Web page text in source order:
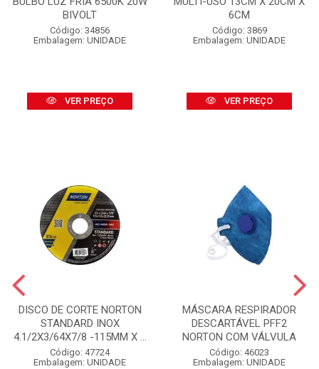
BIVOLT
Código: 34856
Embalagem: UNIDADE
VER PREÇO
6CM
Código: 3869
Embalagem: UNIDADE
VER PREÇO
DISCO DE CORTE NORTON
STANDARD INOX
4.1/2X3/64X7/8 -115MM X ...
Código: 47724
Embalagem: UNIDADE
MÁSCARA RESPIRADOR
DESCARTÁVEL PFF2
NORTON COM VÁLVULA
Código: 46023
Embalagem: UNIDADE